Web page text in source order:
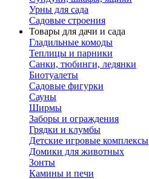
Урны для сада
Садовые строения
Товары для дачи и сада
Гладильные комоды
Теплицы и парники
Санки, тюбинги, ледянки
Биотуалеты
Садовые фигурки
Сауны
Ширмы
Заборы и ограждения
Грядки и клумбы
Детские игровые комплексы
Домики для животных
Зонты
Камины и печи